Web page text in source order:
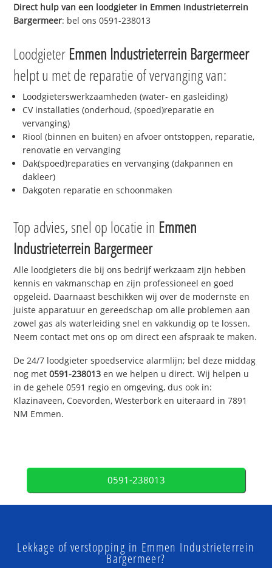
Direct hulp van een loodgieter in Emmen Industrieterrein
Bargermeer: bel ons 0591-238013
Loodgieter Emmen Industrieterrein Bargermeer
helpt u met de reparatie of vervanging van:
Loodgieterswerkzaamheden (water- en gasleiding)
CV installaties (onderhoud, (spoed)reparatie en
vervanging)
Riool (binnen en buiten) en afvoer ontstoppen, reparatie,
renovatie en vervanging
Dak(spoed)reparaties en vervanging (dakpannen en
dakleer)
Dakgoten reparatie en schoonmaken
Top advies, snel op locatie in Emmen
Industrieterrein Bargermeer
Alle loodgieters die bij ons bedrijf werkzaam zijn hebben
kennis en vakmanschap en zijn professioneel en goed
opgeleid. Daarnaast beschikken wij over de modernste en
juiste apparatuur en gereedschap om alle problemen aan
zowel gas als waterleiding snel en vakkundig op te lossen.
Neem contact met ons op om direct een afspraak te maken.
De 24/7 loodgieter spoedservice alarmlijn; bel deze middag
nog met0591-238013 en we helpen u direct. Wij helpen u
in de gehele 0591 regio en omgeving, dus ook in:
Klazinaveen, Coevorden, Westerbork en uiteraard in 7891
NM Emmen.
0591-238013
Lekkage of verstopping in Emmen Industrieterrein
Bargermeer?